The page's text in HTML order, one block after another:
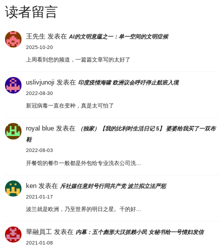
读者留言
王先生 发表在AI的文明意蕴之一：单一空间的文明症候
2025-10-20
上周看到您的频道，一篇篇文章写的太好了
uslivjunoji 发表在 印度疫情海啸 欧洲议会呼吁停止航班入境
2022-08-30
新冠病毒一直在变种，真是太可怕了
royal blue 发表在
（独家）【我的比利时生活日记 5】 婆婆给我买了一双布
鞋
2022-08-03
开餐馆的餐巾一般都是外包给专业洗衣公司洗…
ken 发表在 斥社媒任意封号行同共产党 波兰拟立法严惩
2021-01-17
波兰就是欧洲，乃至世界的明日之星。干的好…
華融員工 发表在 内幕：五个彪形大汉抓赖小民 女秘书给一号情妇发信
2021-01-08